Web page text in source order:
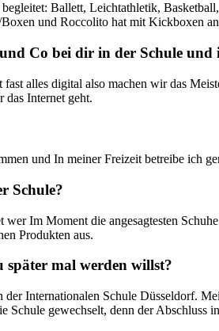
Ballett, Leichtathletik,
und Roccolito hat mit Kickboxen
Co bei dir in der Schule und
alles digital also machen wir das
das Internet geht.
und In meiner Freizeit betreibe ich
Schule?
Im Moment die angesagtesten
Produkten aus.
später mal werden willst?
der Internationalen Schule Düsseldorf.
Schule gewechselt, denn der Abschluss